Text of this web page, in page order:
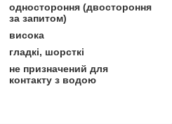
одностороння (двостороння
за запитом)
висока
гладкі, шорсткі
не призначений для
контакту з водою